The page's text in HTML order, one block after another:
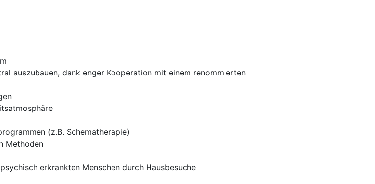
auszubauen, dank enger Kooperation mit einem renommierten
(z.B. Schematherapie)
Methoden
erkrankten Menschen durch Hausbesuche